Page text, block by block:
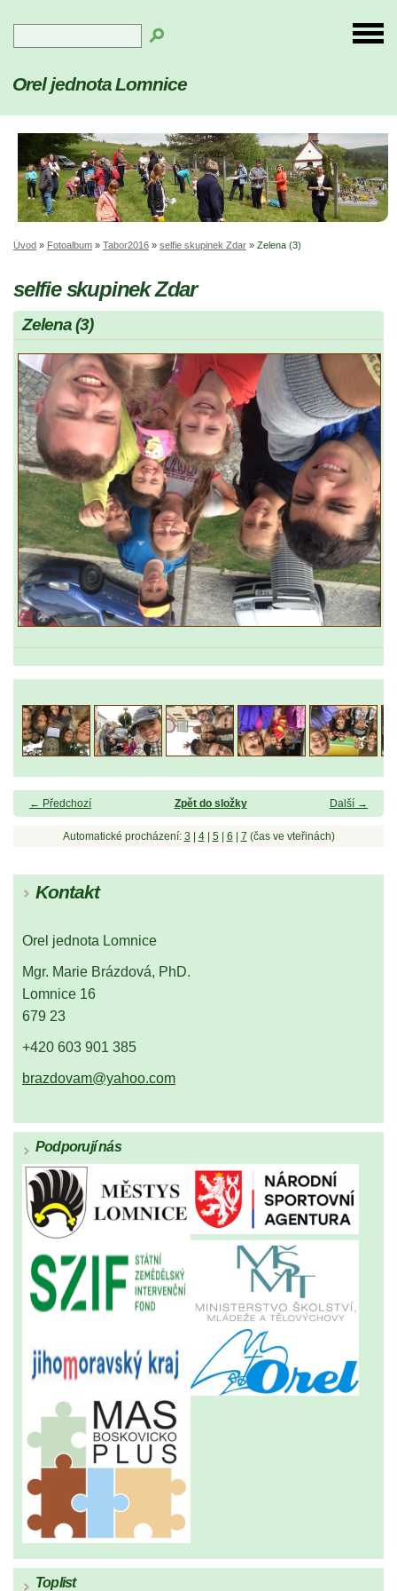
Orel jednota Lomnice
Úvod » Fotoalbum » Tabor2016 » selfie skupinek Zdar » Zelena (3)
selfie skupinek Zdar
Zelena (3)
← Předchozí Další →
Zpět do složky
Automatické procházení: 3 4| 5| 6 7 (čas ve vteřinách)
Kontakt
Orel jednota Lomnice
Mgr. Marie Brázdová, PhD.
Lomnice 16
679 23
+420 603 901 385
brazdovam@yahoo.com
Podporují nás
Toplist